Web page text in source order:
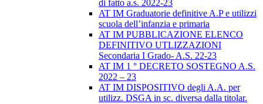
di fatto a.s. 2022-23
AT IM Graduatorie definitive A.P e utilizzi
scuola dell’infanzia e primaria
AT IM PUBBLICAZIONE ELENCO
DEFINITIVO UTLIZZAZIONI
Secondaria I Grado- A.S. 22-23
AT IM 1 ° DECRETO SOSTEGNO A.S.
2022 – 23
AT IM DISPOSITIVO degli A.A. per
utilizz. DSGA in sc. diversa dalla titolar.